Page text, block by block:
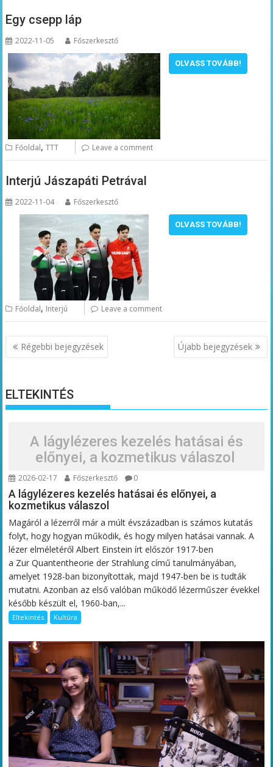
Egy csepp láp
2022-11-05 Főszerkesztő
OLVASS TOVÁBB!
Főoldal,TTT Leave a comment
Interjú Jászapáti Petrával
2022-11-04 Főszerkesztő
OLVASS TOVÁBB!
Főoldal, Interjú Leave a comment
Bejegyzés
navigáció
Régebbi bejegyzések Újabb bejegyzések
ELTEKINTÉS
A lágylézeres kezelés hatásai és
előnyei, a kozmetikus válaszol
2026-02-17 Főszerkesztő 0
A lágylézeres kezelés hatásai és előnyei, a
kozmetikus válaszol
Magáról a lézerről már a múlt évszázadban is számos kutatás
folyt, hogy hogyan működik, és hogy milyen hatásai vannak. A
lézer elméletéről Albert Einstein írt először 1917-ben
a Zur Quantentheorie der Strahlung című tanulmányában,
amelyet 1928-ban bizonyítottak, majd 1947-ben be is tudták
mutatni. Azonban az első valóban működő lézerműszer évekkel
később készült el, 1960-ban,...
Eltekintés Kultúra